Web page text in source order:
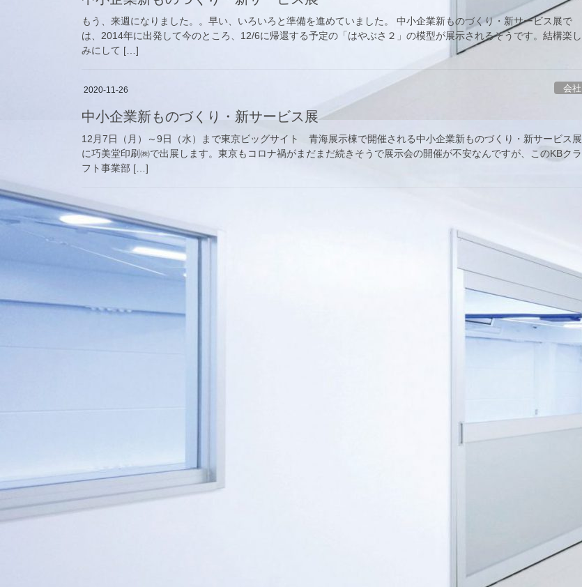
もう、来週になりました。。早い、いろいろと準備を進めていました。 中小企業新ものづくり・新サービス展で
は、2014年に出発して今のところ、12/6に帰還する予定の「はやぶさ２」の模型が展示されるそうです。結構楽し
みにして […]
2020-11-26 会社
中小企業新ものづくり・新サービス展
12月7日（月）～9日（水）まで東京ビッグサイト 青海展示棟で開催される中小企業新ものづくり・新サービス展
に巧美堂印刷㈱で出展します。東京もコロナ禍がまだまだ続きそうで展示会の開催が不安なんですが、このKBクラ
フト事業部 […]